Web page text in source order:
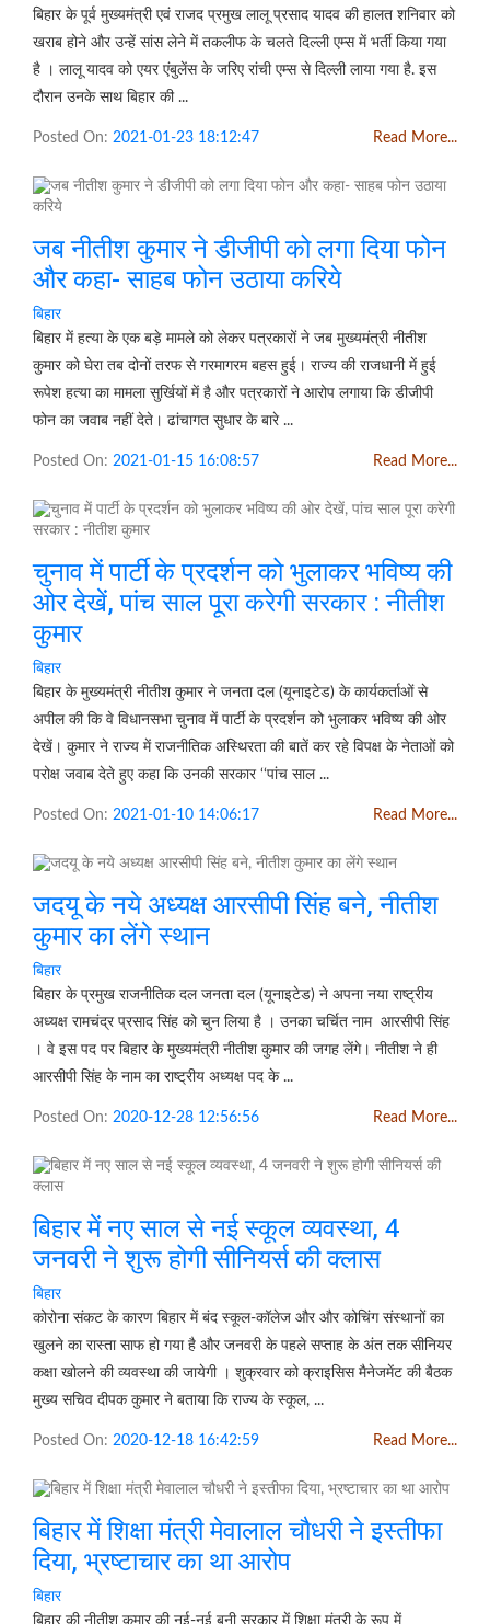
बिहार के पूर्व मुख्यमंत्री एवं राजद प्रमुख लालू प्रसाद यादव की हालत शनिवार को
खराब होने और उन्हें सांस लेने में तकलीफ के चलते दिल्ली एम्स में भर्ती किया गया
है । लालू यादव को एयर एंबुलेंस के जरिए रांची एम्स से दिल्ली लाया गया है. इस
दौरान उनके साथ बिहार की ...
Posted On: 2021-01-23 18:12:47 Read More...
जब नीतीश कुमार ने डीजीपी को लगा दिया फोन
और कहा- साहब फोन उठाया करिये
बिहार
बिहार में हत्या के एक बड़े मामले को लेकर पत्रकारों ने जब मुख्यमंत्री नीतीश
कुमार को घेरा तब दोनों तरफ से गरमागरम बहस हुई। राज्य की राजधानी में हुई
रूपेश हत्या का मामला सुर्खियों में है और पत्रकारों ने आरोप लगाया कि डीजीपी
फोन का जवाब नहीं देते। ढांचागत सुधार के बारे ...
Posted On: 2021-01-15 16:08:57 Read More...
चुनाव में पार्टी के प्रदर्शन को भुलाकर भविष्य की
ओर देखें, पांच साल पूरा करेगी सरकार : नीतीश
कुमार
बिहार
बिहार के मुख्यमंत्री नीतीश कुमार ने जनता दल (यूनाइटेड) के कार्यकर्ताओं से
अपील की कि वे विधानसभा चुनाव में पार्टी के प्रदर्शन को भुलाकर भविष्य की ओर
देखें। कुमार ने राज्य में राजनीतिक अस्थिरता की बातें कर रहे विपक्ष के नेताओं को
परोक्ष जवाब देते हुए कहा कि उनकी सरकार ‘‘पांच साल ...
Posted On: 2021-01-10 14:06:17 Read More...
जदयू के नये अध्यक्ष आरसीपी सिंह बने, नीतीश
कुमार का लेंगे स्थान
बिहार
बिहार के प्रमुख राजनीतिक दल जनता दल (यूनाइटेड) ने अपना नया राष्ट्रीय
अध्यक्ष रामचंद्र प्रसाद सिंह को चुन लिया है । उनका चर्चित नाम आरसीपी सिंह
। वे इस पद पर बिहार के मुख्यमंत्री नीतीश कुमार की जगह लेंगे। नीतीश ने ही
आरसीपी सिंह के नाम का राष्ट्रीय अध्यक्ष पद के ...
Posted On: 2020-12-28 12:56:56 Read More...
बिहार में नए साल से नई स्कूल व्यवस्था, 4
जनवरी ने शुरू होगी सीनियर्स की क्लास
बिहार
कोरोना संकट के कारण बिहार में बंद स्कूल-कॉलेज और और कोचिंग संस्थानों का
खुलने का रास्ता साफ हो गया है और जनवरी के पहले सप्ताह के अंत तक सीनियर
कक्षा खोलने की व्यवस्था की जायेगी । शुक्रवार को क्राइसिस मैनेजमेंट की बैठक
मुख्य सचिव दीपक कुमार ने बताया कि राज्य के स्कूल, ...
Posted On: 2020-12-18 16:42:59 Read More...
बिहार में शिक्षा मंत्री मेवालाल चौधरी ने इस्तीफा
दिया, भ्रष्टाचार का था आरोप
बिहार
बिहार की नीतीश कुमार की नई-नई बनी सरकार में शिक्षा मंत्री के रूप में